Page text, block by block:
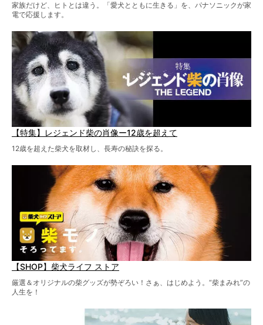
家族だけど、ヒトとは違う。「愛犬とともに生きる」を、パナソニックが家
電で応援します。
【特集】レジェンド柴の肖像ー12歳を超えて
12歳を超えた柴犬を取材し、長寿の秘訣を探る。
【SHOP】柴犬ライフ ストア
厳選＆オリジナルの柴グッズが勢ぞろい！さぁ、はじめよう。“柴まみれ”の
人生を！